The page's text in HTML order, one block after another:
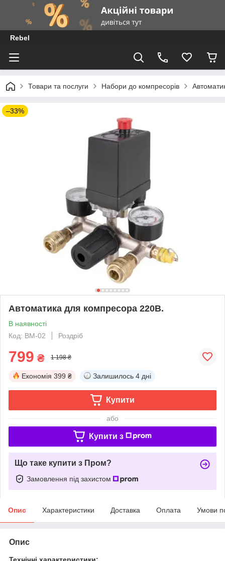
Rebel
Товари та послуги Набори до компресорів
–33%
Автоматика для компресора 220В.
В наявності
Код: BM-02
Роздріб
799 ₴ 1 198 ₴
Економія 399 ₴ Залишилось 4 дні
Купити
або
Купити з
Що таке купити з Пром?
Замовлення під захистом
Опис Характеристики Доставка Оплата Умови
Опис
Технічні характеристики: